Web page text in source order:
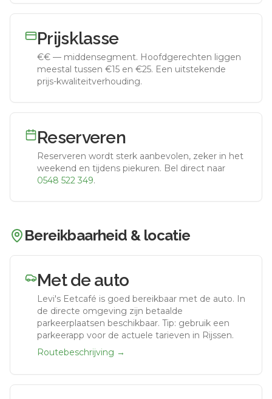
Prijsklasse
€€ — middensegment. Hoofdgerechten liggen
meestal tussen €15 en €25. Een uitstekende
prijs-kwaliteitverhouding.
Reserveren
Reserveren wordt sterk aanbevolen, zeker in het
weekend en tijdens piekuren. Bel direct naar
0548 522 349.
Bereikbaarheid & locatie
Met de auto
Levi's Eetcafé is goed bereikbaar met de auto. In
de directe omgeving zijn betaalde
parkeerplaatsen beschikbaar. Tip: gebruik een
parkeerapp voor de actuele tarieven in Rijssen.
Routebeschrijving →